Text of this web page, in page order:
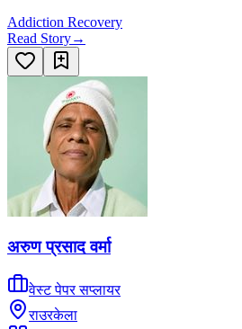
Addiction Recovery
Read Story→
अरुण प्रसाद वर्मा
वेस्ट पेपर सप्लायर
राउरकेला